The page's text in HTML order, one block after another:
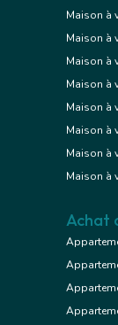
Maison à
Maison à
Maison à
Maison à
Maison à
Maison à
Maison à
Maison à
Achat